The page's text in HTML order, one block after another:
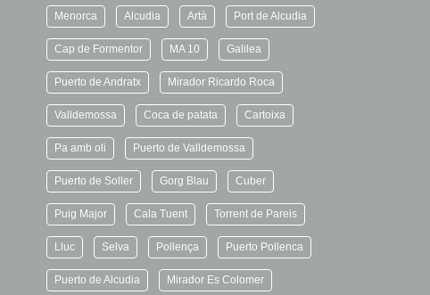
Menorca Alcudia Artà Port de Alcudia
Cap de Formentor MA 10 Galilea
Puerto de Andratx Mirador Ricardo Roca
Valldemossa Coca de patata Cartoixa
Pa amb oli Puerto de Valldemossa
Puerto de Soller Gorg Blau Cuber
Puig Major Cala Tuent Torrent de Pareis
Lluc Selva Pollença Puerto Pollenca
Puerto de Alcudia Mirador Es Colomer